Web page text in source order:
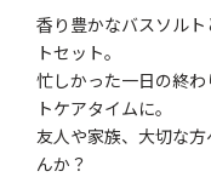
香り豊かなバスソル
トセット。
忙しかった一日の終
トケアタイムに。
友人や家族、大切な
んか？